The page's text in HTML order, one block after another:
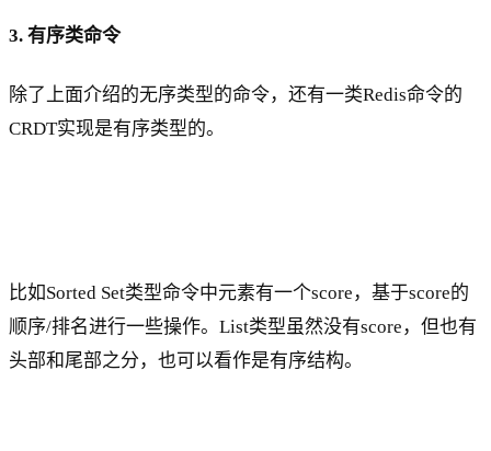
3. 有序类命令
除了上面介绍的无序类型的命令，还有一类Redis命令的
CRDT实现是有序类型的。
比如Sorted Set类型命令中元素有一个score，基于score的
顺序/排名进行一些操作。List类型虽然没有score，但也有
头部和尾部之分，也可以看作是有序结构。